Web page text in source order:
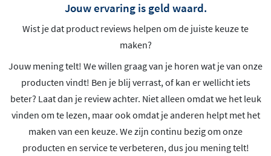
Jouw ervaring is geld waard.
Wist je dat product reviews helpen om de juiste keuze te
maken?
Jouw mening telt! We willen graag van je horen wat je van onze
producten vindt! Ben je blij verrast, of kan er wellicht iets
beter? Laat dan je review achter. Niet alleen omdat we het leuk
vinden om te lezen, maar ook omdat je anderen helpt met het
maken van een keuze. We zijn continu bezig om onze
producten en service te verbeteren, dus jou mening telt!